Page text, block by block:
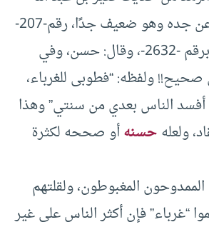
بن عوف عن أبيه عن جده وهو ضعيف جدًا، رقم-207-
برقم -2632-، وقال: حسن، وفي
ولفظه: “فطوبى للغرباء،
الناس بعدي من سنتي” وهذا
ولعلهحسنهأو صححه لكثرة
المغبوطون، ولقلتهم
“غرباء” فإن أكثر الناس على غير